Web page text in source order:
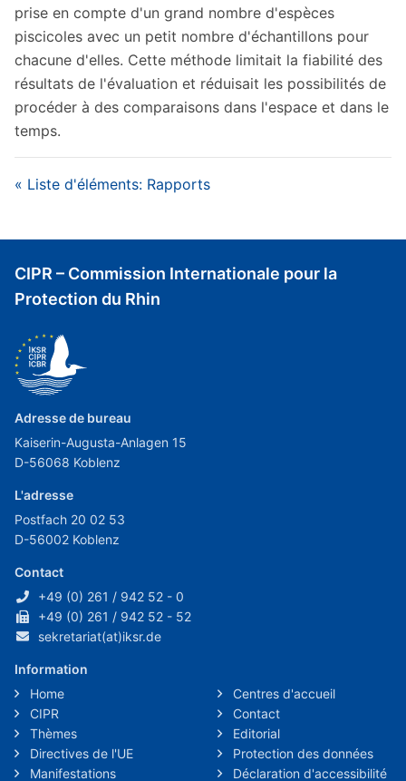
prise en compte d'un grand nombre d'espèces
piscicoles avec un petit nombre d'échantillons pour
chacune d'elles. Cette méthode limitait la fiabilité des
résultats de l'évaluation et réduisait les possibilités de
procéder à des comparaisons dans l'espace et dans le
temps.
« Liste d'éléments: Rapports
CIPR – Commission Internationale pour la
Protection du Rhin
Adresse de bureau
Kaiserin-Augusta-Anlagen 15
D-56068 Koblenz
L'adresse
Postfach 20 02 53
D-56002 Koblenz
Contact
+49 (0) 261 / 942 52 - 0
+49 (0) 261 / 942 52 - 52
sekretariat(at)iksr.de
Information
Home
CIPR
Thèmes
Directives de l'UE
Manifestations
Centres d'accueil
Contact
Editorial
Protection des données
Déclaration d'accessibilité